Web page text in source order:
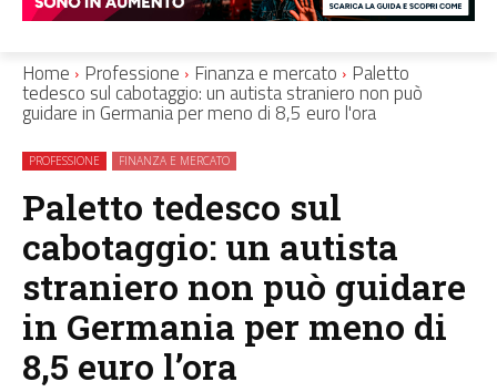
Home Professione Finanza e mercato Paletto
tedesco sul cabotaggio: un autista straniero non può
guidare in Germania per meno di 8,5 euro l'ora
PROFESSIONE FINANZA E MERCATO
Paletto tedesco sul
cabotaggio: un autista
straniero non può guidare
in Germania per meno di
8,5 euro l’ora